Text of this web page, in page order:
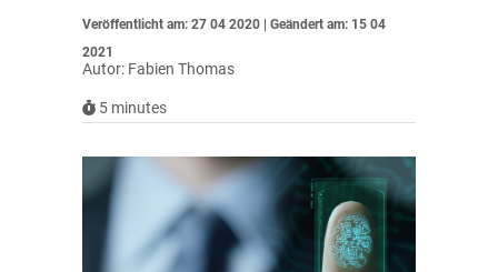
Veröffentlicht am: 27 04 2020 | Geändert am: 15 04
2021
Autor: Fabien Thomas
5 minutes